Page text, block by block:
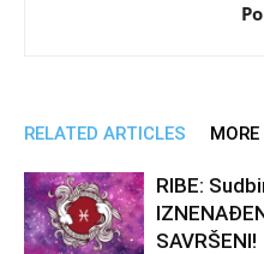
RELATED ARTICLES
RIBE:
SAVRŠENI!